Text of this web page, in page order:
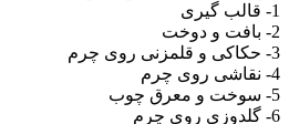
1- قالب گیری
2- بافت و دوخت
3- حکاکی و قلمزنی روی چرم
4- نقاشی روی چرم
5- سوخت و معرق چوب
6- گلدوزی روی چرم